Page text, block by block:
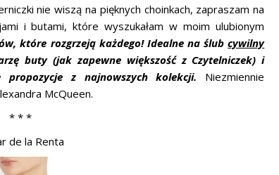
nie wiszą na pięknych choinkach, zapraszam na
i butami, które wyszukałam w moim ulubionym
które rozgrzeją każdego! Idealne na ślubcywilny
buty (jak zapewne większość z Czytelniczek) i
propozycje z najnowszych kolekcji. Niezmiennie
McQueen.
* * *
de la Renta